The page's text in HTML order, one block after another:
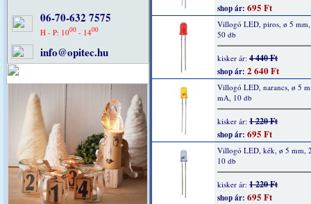
06-70-632 7575
H - P: 1000- 1400
info@opitec.hu
shop ár: 695 Ft
Villogó LED, piros, ø 5
50 db
kisker ár: 4 440 Ft
shop ár: 2 640 Ft
Villogó LED, narancs, ø 5
mA, 10 db
kisker ár: 1 220 Ft
shop ár: 695 Ft
Villogó LED, kék, ø 5 mm,
10 db
kisker ár: 1 220 Ft
shop ár: 695 Ft